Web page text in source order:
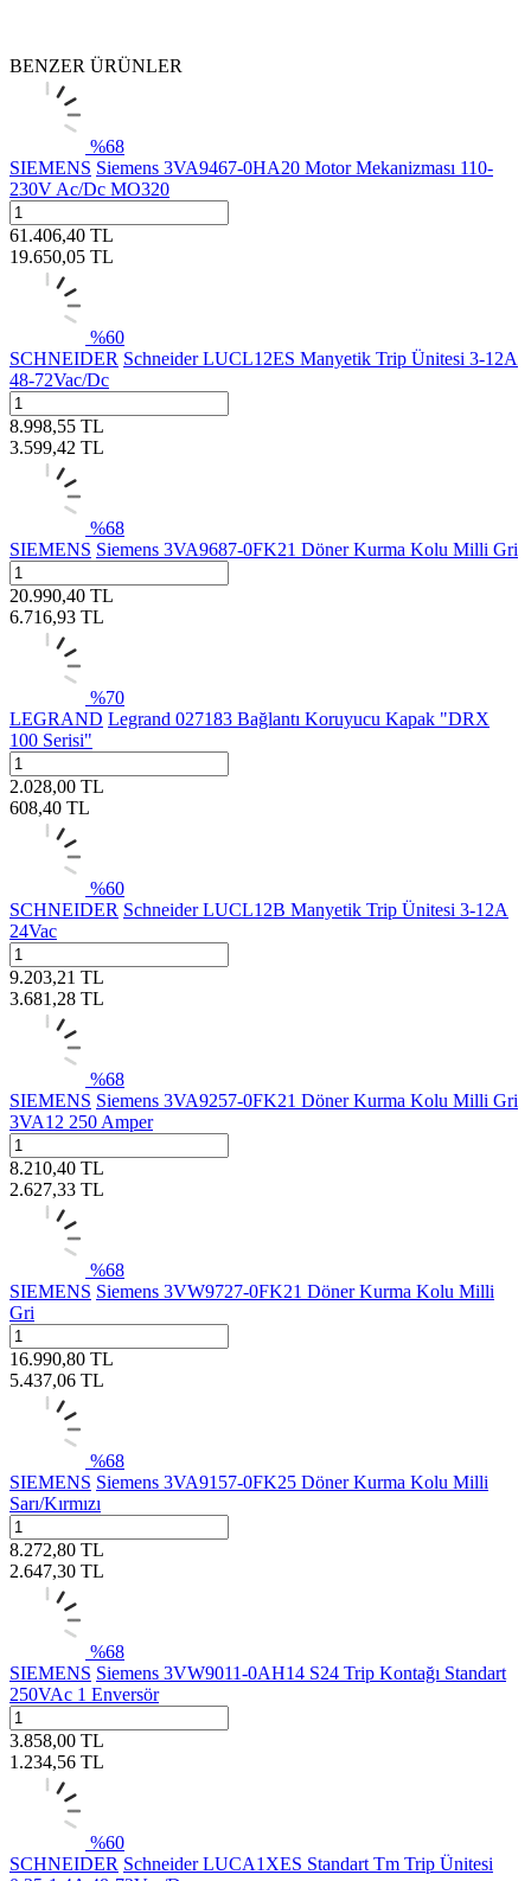
BENZER ÜRÜNLER
%68
SIEMENS Siemens 3VA9467-0HA20 Motor Mekanizması 110-
230V Ac/Dc MO320
61.406,40 TL
19.650,05 TL
%60
SCHNEIDER Schneider LUCL12ES Manyetik Trip Ünitesi 3-12A
48-72Vac/Dc
8.998,55 TL
3.599,42 TL
%68
SIEMENS Siemens 3VA9687-0FK21 Döner Kurma Kolu Milli Gri
20.990,40 TL
6.716,93 TL
%70
LEGRAND Legrand 027183 Bağlantı Koruyucu Kapak "DRX
100 Serisi"
2.028,00 TL
608,40 TL
%60
SCHNEIDER Schneider LUCL12B Manyetik Trip Ünitesi 3-12A
24Vac
9.203,21 TL
3.681,28 TL
%68
SIEMENS Siemens 3VA9257-0FK21 Döner Kurma Kolu Milli Gri
3VA12 250 Amper
8.210,40 TL
2.627,33 TL
%68
SIEMENS Siemens 3VW9727-0FK21 Döner Kurma Kolu Milli
Gri
16.990,80 TL
5.437,06 TL
%68
SIEMENS Siemens 3VA9157-0FK25 Döner Kurma Kolu Milli
Sarı/Kırmızı
8.272,80 TL
2.647,30 TL
%68
SIEMENS Siemens 3VW9011-0AH14 S24 Trip Kontağı Standart
250VAc 1 Enversör
3.858,00 TL
1.234,56 TL
%60
SCHNEIDER Schneider LUCA1XES Standart Tm Trip Ünitesi